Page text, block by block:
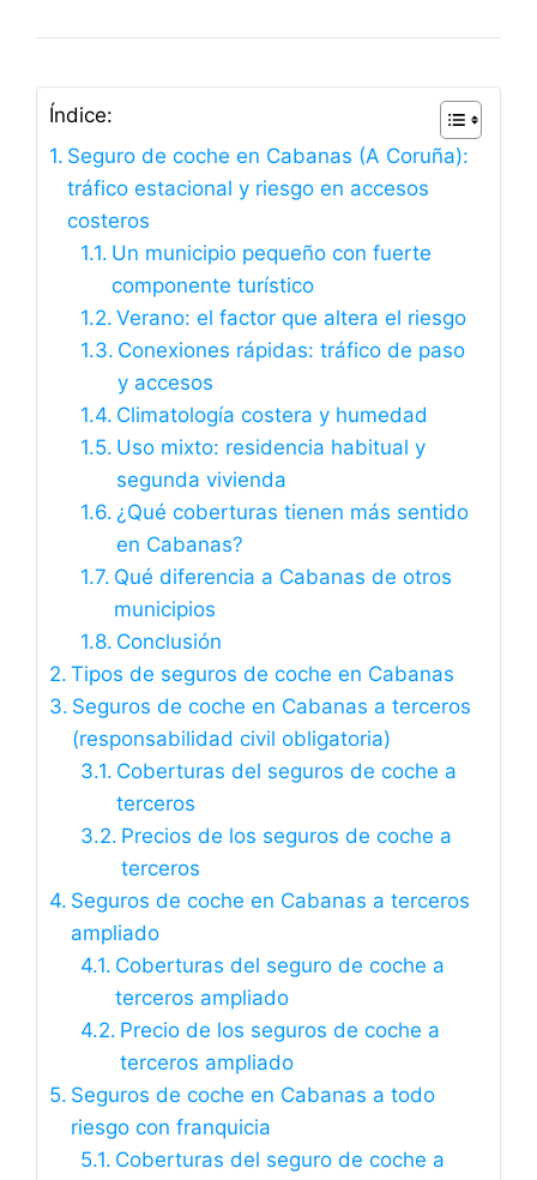
Índice:
Seguro de coche en Cabanas (A Coruña):
tráfico estacional y riesgo en accesos
costeros
Un municipio pequeño con fuerte
componente turístico
Verano: el factor que altera el riesgo
Conexiones rápidas: tráfico de paso
y accesos
Climatología costera y humedad
Uso mixto: residencia habitual y
segunda vivienda
¿Qué coberturas tienen más sentido
en Cabanas?
Qué diferencia a Cabanas de otros
municipios
Conclusión
Tipos de seguros de coche en Cabanas
Seguros de coche en Cabanas a terceros
(responsabilidad civil obligatoria)
Coberturas del seguros de coche a
terceros
Precios de los seguros de coche a
terceros
Seguros de coche en Cabanas a terceros
ampliado
Coberturas del seguro de coche a
terceros ampliado
Precio de los seguros de coche a
terceros ampliado
Seguros de coche en Cabanas a todo
riesgo con franquicia
Coberturas del seguro de coche a